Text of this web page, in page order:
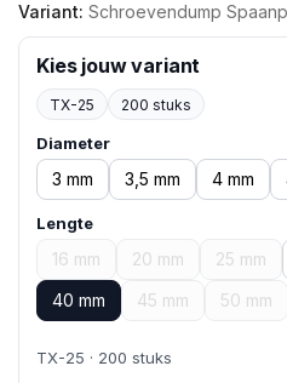
Variant: Schroevendump Spaanplaatschroef
Kies jouw variant
TX-25 200 stuks
Diameter
3 mm 3,5 mm 4 mm
Lengte
16 mm 20 mm 25 mm
40 mm
45 mm 50 mm
TX-25 · 200 stuks